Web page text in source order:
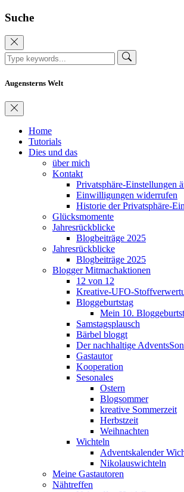
Suche
Augensterns Welt
Home
Tutorials
Dies und das
über mich
Kontakt
Privatsphäre-Einstellungen
Einwilligungen widerrufen
Historie der Privatsphäre-
Glücksmomente
Jahresrückblicke
Blogbeiträge 2025
Jahresrückblicke
Blogbeiträge 2025
Blogger Mitmachaktionen
12 von 12
Kreative-UFO-
Bloggeburtstag
Mein 10.
Samstagsplausch
Bärbel bloggt
Der nachhaltige
Gastautor
Kooperation
Sesonales
Ostern
Blogsommer
kreative Sommerzeit
Herbstzeit
Weihnachten
Wichteln
Adventskalender
Nikolauswichteln
Meine Gastautoren
Nähtreffen